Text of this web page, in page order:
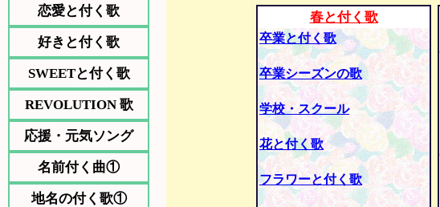
恋愛と付く歌
好きと付く歌
SWEETと付く歌
REVOLUTION 歌
応援・元気ソング
名前付く曲①
地名の付く歌①
春と付く歌
卒業と付く歌
卒業シーズンの歌
学校・スクール
花と付く歌
フラワーと付く歌